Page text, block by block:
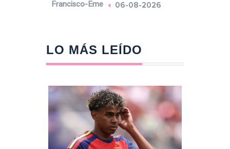
Francisco-Eme 06-08-2026
LO MÁS LEÍDO